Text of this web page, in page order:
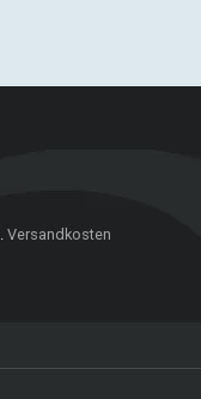
Versandkosten